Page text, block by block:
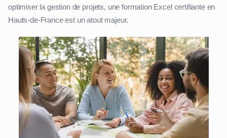
optimiser la gestion de projets, une formation Excel certifiante en
Hauts-de-France est un atout majeur.